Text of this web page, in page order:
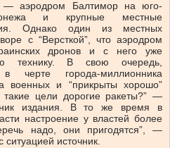
аэродром Балтимор на юго-
и крупные местные
Однако один из местных
с “Версткой”, что аэродром
дронов и с него уже
технику. В свою очередь,
черте города-миллионника
военных и “прикрыты хорошо”
цели дорогие ракеты?” —
издания. В то же время в
настроение у властей более
надо, они пригодятся”, —
ситуацией источник.